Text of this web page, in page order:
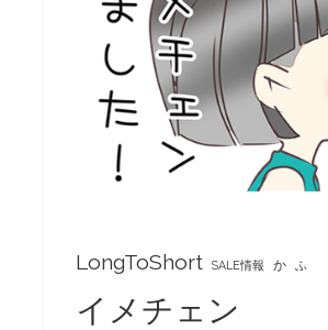
LongToShort SALE情報 か ふ
イメチェン